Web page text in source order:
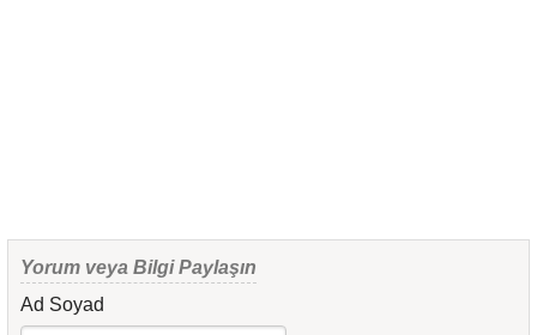
Yorum veya Bilgi Paylaşın
Ad Soyad